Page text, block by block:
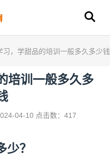
习，学甜品的培训一般多久多少钱
培训一般多久多
04-10 点击数：417
？